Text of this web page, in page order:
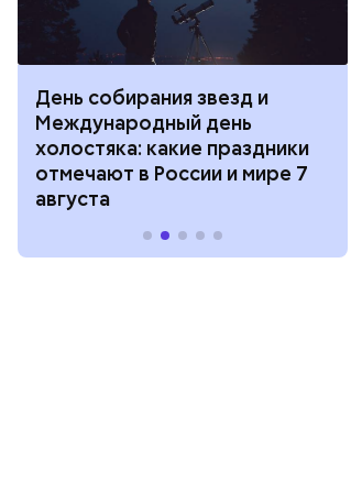
День собирания звезд и
Международный день
холостяка: какие праздники
отмечают в России и мире 7
августа